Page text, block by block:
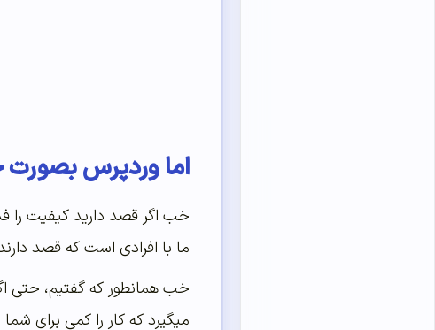
اما وردپرس بصورت
خب اگر قصد دارید کیفیت را
ما با افرادی است که قصد
خب همانطور که گفتیم، حتی
میگیرد که کار را کمی برای